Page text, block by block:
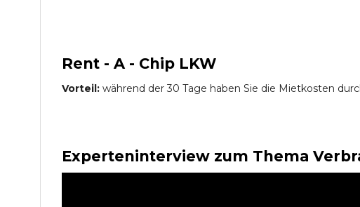
Rent - A - Chip LKW
Vorteil: während der 30 Tage haben Sie die Mietkosten
Experteninterview zum Thema